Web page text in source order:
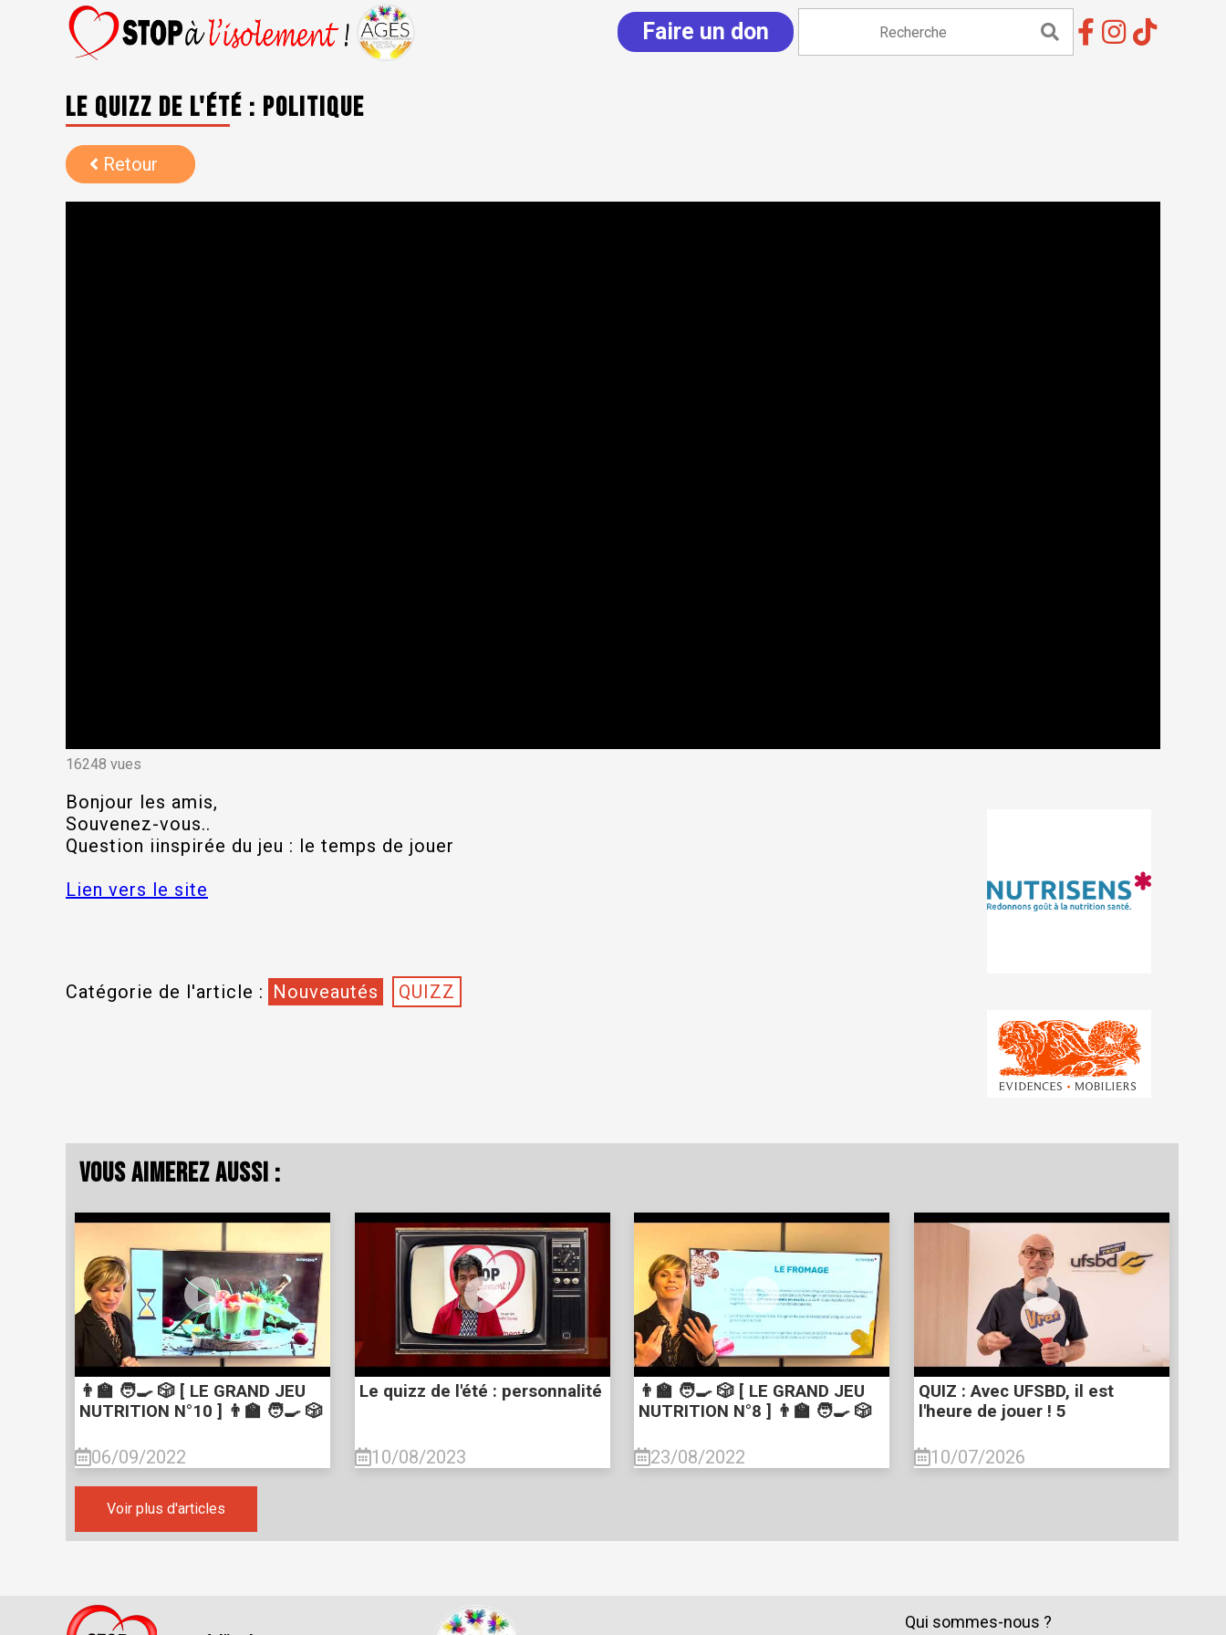
Faire un don
Le quizz de l'été : politique
Retour
16248 vues
Bonjour les amis,
Souvenez-vous..
Question iinspirée du jeu : le temps de jouer
Lien vers le site
Catégorie de l'article : Nouveautés QUIZZ
Vous aimerez aussi :
👨‍🏫 🧑‍🍳 🎲 [ LE GRAND JEU
NUTRITION N°10 ] 👨‍🏫 🧑‍🍳 🎲
06/09/2022
Le quizz de l'été : personnalité
10/08/2023
👨‍🏫 🧑‍🍳 🎲 [ LE GRAND JEU
NUTRITION N°8 ] 👨‍🏫 🧑‍🍳 🎲
23/08/2022
QUIZ : Avec UFSBD, il est
l'heure de jouer ! 5
10/07/2026
Voir plus d'articles
Qui sommes-nous ?